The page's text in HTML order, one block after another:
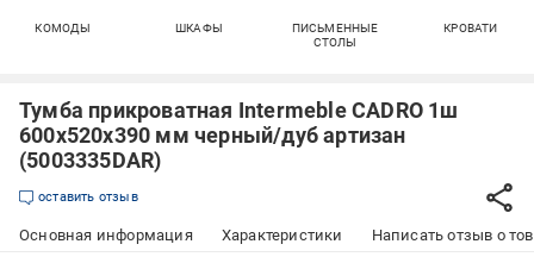
КОМОДЫ ШКАФЫ
ПИСЬМЕННЫЕ
СТОЛЫ
КРОВАТИ
Тумба прикроватная Intermeble CADRO 1ш
600x520x390 мм черный/дуб артизан
(5003335DAR)
оставить отзыв
Основная информация Характеристики Написать отзыв о